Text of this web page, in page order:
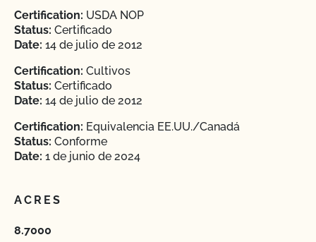
Certification: USDA NOP
Status: Certificado
Date: 14 de julio de 2012
Certification: Cultivos
Status: Certificado
Date: 14 de julio de 2012
Certification: Equivalencia EE.UU./Canadá
Status: Conforme
Date: 1 de junio de 2024
ACRES
8.7000